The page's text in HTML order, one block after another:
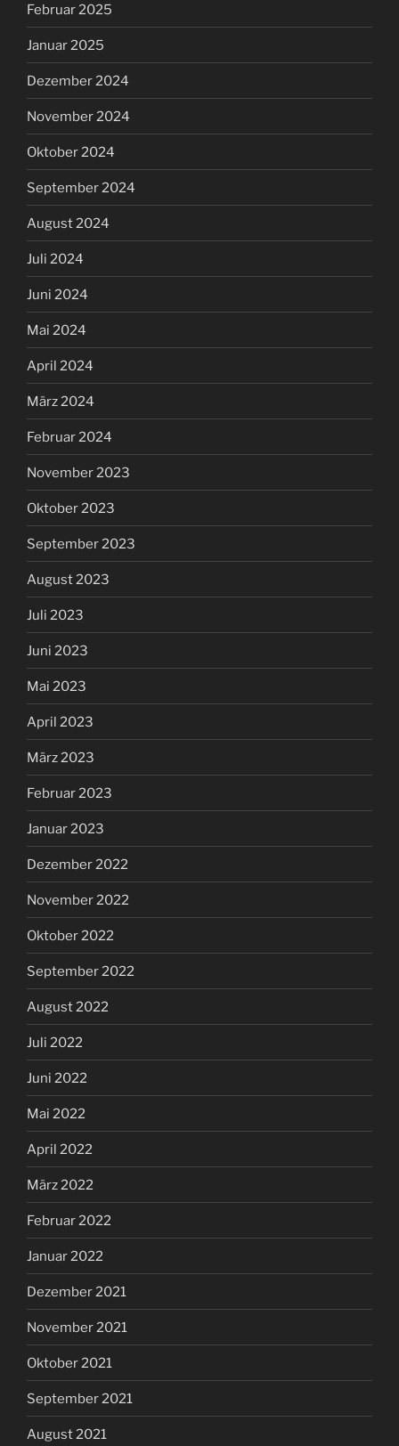
Februar 2025
Januar 2025
Dezember 2024
November 2024
Oktober 2024
September 2024
August 2024
Juli 2024
Juni 2024
Mai 2024
April 2024
März 2024
Februar 2024
November 2023
Oktober 2023
September 2023
August 2023
Juli 2023
Juni 2023
Mai 2023
April 2023
März 2023
Februar 2023
Januar 2023
Dezember 2022
November 2022
Oktober 2022
September 2022
August 2022
Juli 2022
Juni 2022
Mai 2022
April 2022
März 2022
Februar 2022
Januar 2022
Dezember 2021
November 2021
Oktober 2021
September 2021
August 2021